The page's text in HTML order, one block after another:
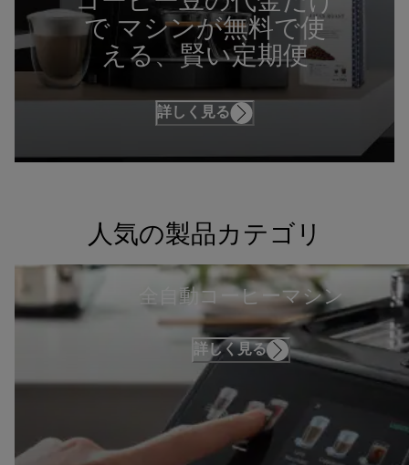
で マシンが無料で使
える、賢い定期便
詳しく見る
人気の製品カテゴリ
全自動コーヒーマシン
詳しく見る